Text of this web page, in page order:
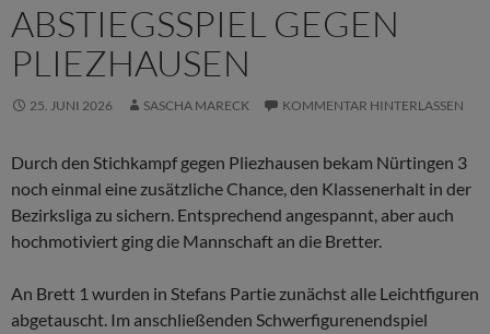
ABSTIEGSSPIEL GEGEN
PLIEZHAUSEN
25. JUNI 2026 SASCHA MARECK KOMMENTAR HINTERLASSEN
Durch den Stichkampf gegen Pliezhausen bekam Nürtingen 3
noch einmal eine zusätzliche Chance, den Klassenerhalt in der
Bezirksliga zu sichern. Entsprechend angespannt, aber auch
hochmotiviert ging die Mannschaft an die Bretter.
An Brett 1 wurden in Stefans Partie zunächst alle Leichtfiguren
abgetauscht. Im anschließenden Schwerfigurenendspiel